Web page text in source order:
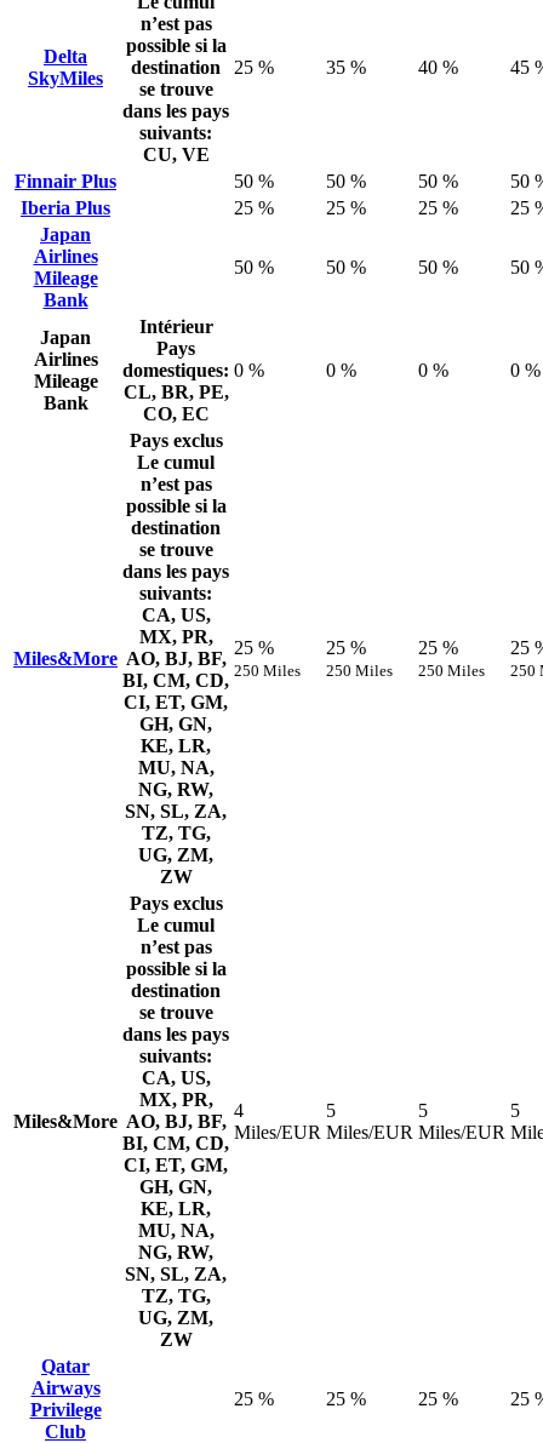
Delta
SkyMiles
n’est pas
possible si la
destination
se trouve
dans les pays
suivants:
CU, VE
25 % 35 % 40 % 45
Finnair Plus 50 % 50 % 50 %
50
Iberia Plus
25 % 25 % 25 %
25
Japan
Airlines
Mileage
Bank
50 % 50 % 50 % 50
Japan
Airlines
Mileage
Bank
Intérieur
Pays
domestiques:
CL, BR, PE,
CO, EC
0 % 0 % 0 % 0 %
Miles&More
Pays exclus
Le cumul
n’est pas
possible si la
destination
se trouve
dans les pays
suivants:
CA, US,
MX, PR,
AO, BJ, BF,
BI, CM, CD,
CI, ET, GM,
GH, GN,
KE, LR,
MU, NA,
NG, RW,
SN, SL, ZA,
TZ, TG,
UG, ZM,
ZW
25 %
250 Miles
25 %
250 Miles
25 %
250 Miles
25
250
Miles&More
Pays exclus
Le cumul
n’est pas
possible si la
destination
se trouve
dans les pays
suivants:
CA, US,
MX, PR,
AO, BJ, BF,
BI, CM, CD,
CI, ET, GM,
GH, GN,
KE, LR,
MU, NA,
NG, RW,
SN, SL, ZA,
TZ, TG,
UG, ZM,
ZW
4
Miles/EUR
5
Miles/EUR
5
Miles/EUR
5
Qatar
Airways
Privilege
Club
25 % 25 % 25 % 25